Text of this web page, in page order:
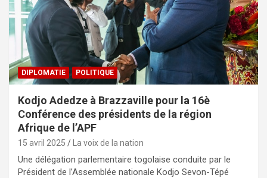
DIPLOMATIE POLITIQUE
Kodjo Adedze à Brazzaville pour la 16è
Conférence des présidents de la région
Afrique de l’APF
15 avril 2025 La voix de la nation
Une délégation parlementaire togolaise conduite par le
Président de l’Assemblée nationale Kodjo Sevon-Tépé